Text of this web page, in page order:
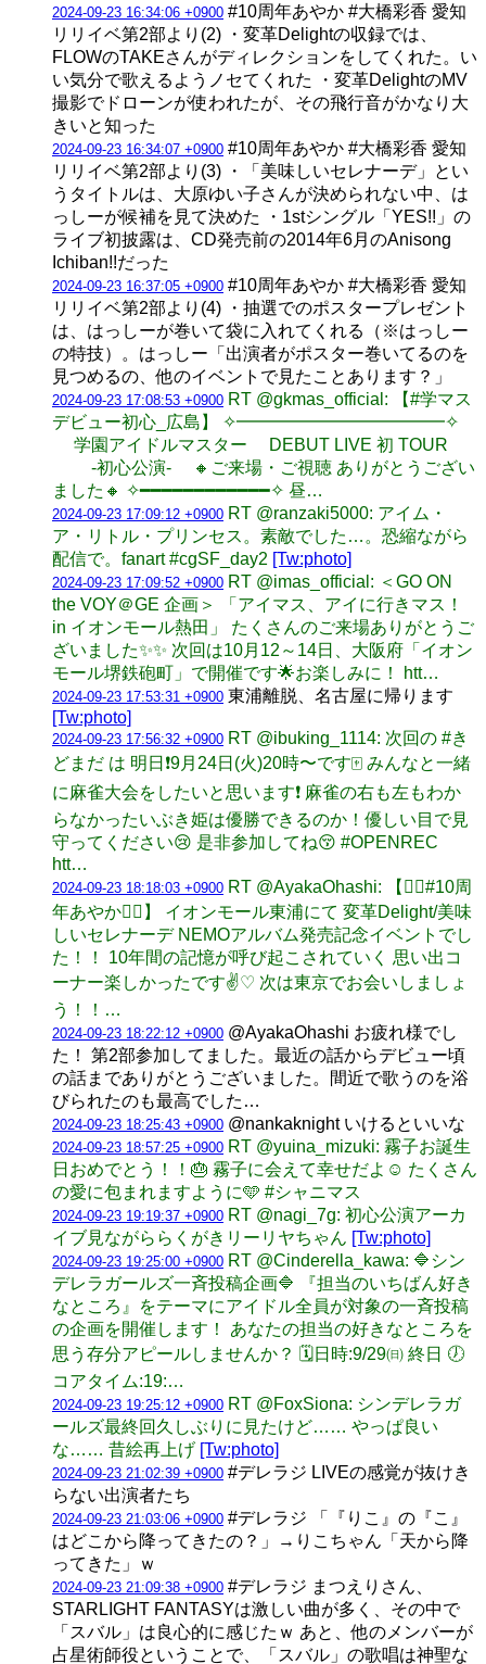
2024-09-23 16:34:06 +0900 #10周年あやか #大橋彩香 愛知
リリイベ第2部より(2) ・変革Delightの収録では、
FLOWのTAKEさんがディレクションをしてくれた。い
い気分で歌えるようノセてくれた ・変革DelightのMV
撮影でドローンが使われたが、その飛行音がかなり大
きいと知った
2024-09-23 16:34:07 +0900 #10周年あやか #大橋彩香 愛知
リリイベ第2部より(3) ・「美味しいセレナーデ」とい
うタイトルは、大原ゆい子さんが決められない中、は
っしーが候補を見て決めた ・1stシングル「YES!!」の
ライブ初披露は、CD発売前の2014年6月のAnisong
Ichiban!!だった
2024-09-23 16:37:05 +0900 #10周年あやか #大橋彩香 愛知
リリイベ第2部より(4) ・抽選でのポスタープレゼント
は、はっしーが巻いて袋に入れてくれる（※はっしー
の特技）。はっしー「出演者がポスター巻いてるのを
見つめるの、他のイベントで見たことあります？」
2024-09-23 17:08:53 +0900 RT @gkmas_official: 【#学マス
デビュー初心_広島】 ✧━━━━━━━━━━━━✧
学園アイドルマスター DEBUT LIVE 初 TOUR
-初心公演- 🔸ご来場・ご視聴 ありがとうござい
ました🔸 ✧━━━━━━━━━━━━✧ 昼…
2024-09-23 17:09:12 +0900 RT @ranzaki5000: アイム・
ア・リトル・プリンセス。素敵でした…。恐縮ながら
配信で。fanart #cgSF_day2 [Tw:photo]
2024-09-23 17:09:52 +0900 RT @imas_official: ＜GO ON
the VOY＠GE 企画＞ 「アイマス、アイに行きマス！
in イオンモール熱田」 たくさんのご来場ありがとうご
ざいました✨✨ 次回は10月12～14日、大阪府「イオン
モール堺鉄砲町」で開催です🌟お楽しみに！ htt…
2024-09-23 17:53:31 +0900 東浦離脱、名古屋に帰ります
[Tw:photo]
2024-09-23 17:56:32 +0900 RT @ibuking_1114: 次回の #き
どまだ は 明日❗️9月24日(火)20時〜です🀄️ みんなと一緒
に麻雀大会をしたいと思います❗️ 麻雀の右も左もわか
らなかったいぶき姫は優勝できるのか！優しい目で見
守ってください😢 是非参加してね😚 #OPENREC
htt…
2024-09-23 18:18:03 +0900 RT @AyakaOhashi: 【🖐🏻#10周
年あやか🖐🏻】 イオンモール東浦にて 変革Delight/美味
しいセレナーデ NEMOアルバム発売記念イベントでし
た！！ 10年間の記憶が呼び起こされていく 思い出コ
ーナー楽しかったです✌️♡ 次は東京でお会いしましょ
う！！…
2024-09-23 18:22:12 +0900 @AyakaOhashi お疲れ様でし
た！ 第2部参加してました。最近の話からデビュー頃
の話までありがとうございました。間近で歌うのを浴
びられたのも最高でした…
2024-09-23 18:25:43 +0900 @nankaknight いけるといいな
2024-09-23 18:57:25 +0900 RT @yuina_mizuki: 霧子お誕生
日おめでとう！！🎂 霧子に会えて幸せだよ☺️ たくさん
の愛に包まれますように🩵 #シャニマス
2024-09-23 19:19:37 +0900 RT @nagi_7g: 初心公演アーカ
イブ見ながららくがきリーリヤちゃん [Tw:photo]
2024-09-23 19:25:00 +0900 RT @Cinderella_kawa: 🔷シン
デレラガールズ一斉投稿企画🔷 『担当のいちばん好き
なところ』をテーマにアイドル全員が対象の一斉投稿
の企画を開催します！ あなたの担当の好きなところを
思う存分アピールしませんか？ 🗓️日時:9/29㈰ 終日 🕖
コアタイム:19:…
2024-09-23 19:25:12 +0900 RT @FoxSiona: シンデレラガ
ールズ最終回久しぶりに見たけど…… やっぱ良い
な…… 昔絵再上げ [Tw:photo]
2024-09-23 21:02:39 +0900 #デレラジ LIVEの感覚が抜けき
らない出演者たち
2024-09-23 21:03:06 +0900 #デレラジ 「『りこ』の『こ』
はどこから降ってきたの？」→りこちゃん「天から降
ってきた」ｗ
2024-09-23 21:09:38 +0900 #デレラジ まつえりさん、
STARLIGHT FANTASYは激しい曲が多く、その中で
「スバル」は良心的に感じたｗ あと、他のメンバーが
占星術師役ということで、「スバル」の歌唱は神聖な